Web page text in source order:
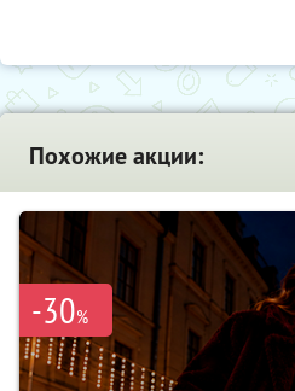
Похожие акции:
-30%